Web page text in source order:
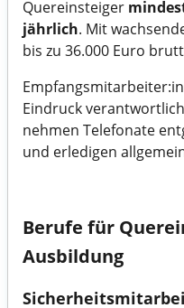
Quereinsteiger
jährlich. Mit
bis zu 36.000 Euro
Eindruck
nehmen Telefonate
und erledigen
Berufe für
Ausbildung